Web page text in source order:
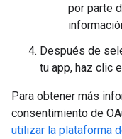
por parte
Después de
tu app, haz clic
Para obtener más
consentimiento de
utilizar la plataforma